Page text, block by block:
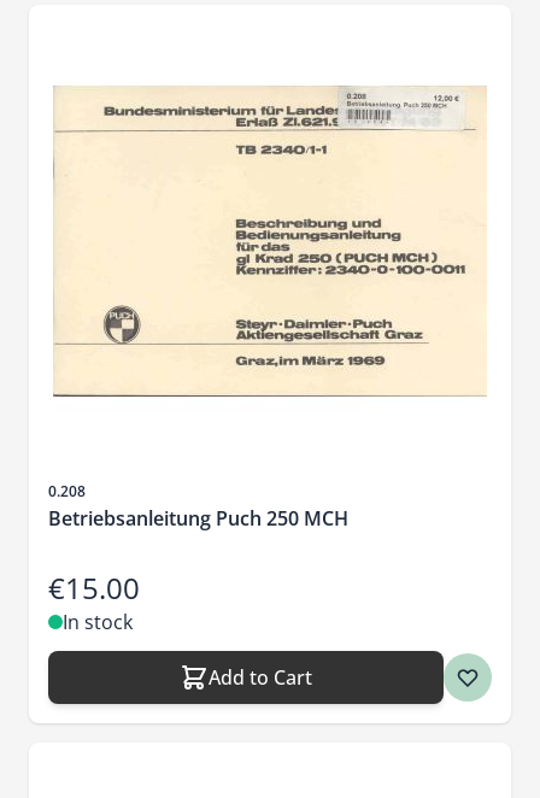
Sku
0.208
Betriebsanleitung Puch 250 MCH
€15.00
In stock
Add to Cart